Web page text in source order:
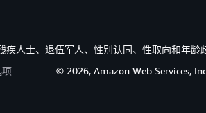
人士、退伍军人、性别认同、性取向和年龄
项 © 2026, Amazon Web Services,